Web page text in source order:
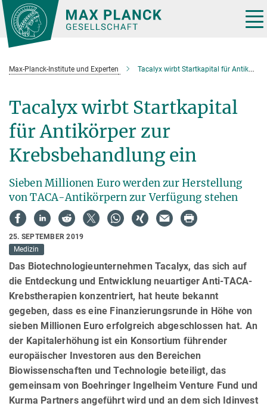
Hauptinhalt
Max-Planck-Institute und Experten Tacalyx wirbt Startkapital für Antikörper zur Krebsbehandlung ein
Tacalyx wirbt Startkapital
für Antikörper zur
Krebsbehandlung ein
Sieben Millionen Euro werden zur Herstellung
von TACA-Antikörpern zur Verfügung stehen
25. SEPTEMBER 2019
Medizin
Das Biotechnologieunternehmen Tacalyx, das sich auf
die Entdeckung und Entwicklung neuartiger Anti-TACA-
Krebstherapien konzentriert, hat heute bekannt
gegeben, dass es eine Finanzierungsrunde in Höhe von
sieben Millionen Euro erfolgreich abgeschlossen hat. An
der Kapitalerhöhung ist ein Konsortium führender
europäischer Investoren aus den Bereichen
Biowissenschaften und Technologie beteiligt, das
gemeinsam von Boehringer Ingelheim Venture Fund und
Kurma Partners angeführt wird und an dem sich Idinvest